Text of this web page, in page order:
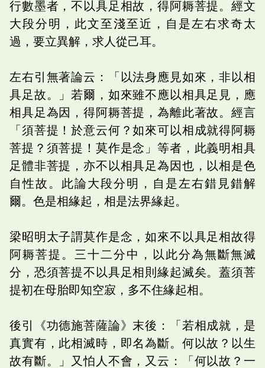
行數墨者，不以具足相故，得阿耨菩提。經文
大段分明，此文至淺至近，自是左右求奇太
過，要立異解，求人從己耳。
左右引無著論云：「以法身應見如來，非以相
具足故。」若爾，如來雖不應以相具足見，應
相具足為因，得阿耨菩提，為離此著故。經言
「須菩提！於意云何？如來可以相成就得阿耨
菩提？須菩提！莫作是念」等者，此義明相具
足體非菩提，亦不以相具足為因也，以相是色
自性故。此論大段分明，自是左右錯見錯解
爾。色是相緣起，相是法界緣起。
梁昭明太子謂莫作是念，如來不以具足相故得
阿耨菩提。三十二分中，以此分為無斷無滅
分，恐須菩提不以具足相則緣起滅矣。蓋須菩
提初在母胎即知空寂，多不住緣起相。
後引《功德施菩薩論》末後：「若相成就，是
真實有，此相滅時，即名為斷。何以故？以生
故有斷。」又怕人不會，又云：「何以故？一